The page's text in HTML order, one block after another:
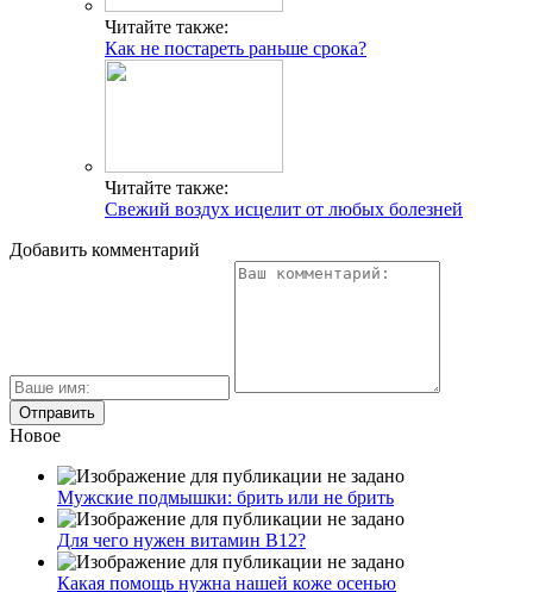
Читайте также:
Как не постареть раньше срока?
Читайте также:
Свежий воздух исцелит от любых болезней
Добавить комментарий
Новое
Мужские подмышки: брить или не брить
Для чего нужен витамин В12?
Какая помощь нужна нашей коже осенью